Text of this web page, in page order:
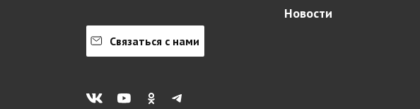
Связаться с нами
Новости